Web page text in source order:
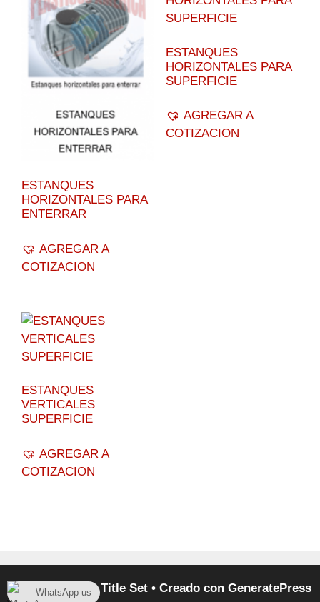
ESTANQUES
HORIZONTALES PARA
ENTERRAR
AGREGAR A
COTIZACION
ESTANQUES
HORIZONTALES PARA
SUPERFICIE
AGREGAR A
COTIZACION
ESTANQUES
VERTICALES
SUPERFICIE
AGREGAR A
COTIZACION
© 2026 No Blog Title Set• Creado con GeneratePress
WhatsApp us